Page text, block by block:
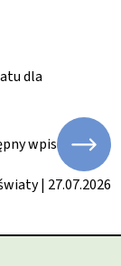
dla
wpis
| 27.07.2026